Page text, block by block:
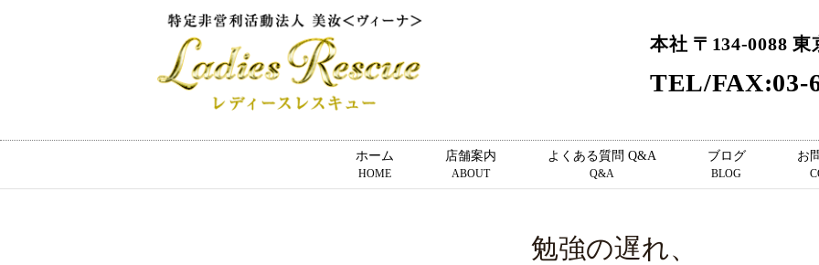
本社 〒134-0088
TEL/FAX:03-
ホーム
HOME
店舗案内
ABOUT
よくある質問 Q&A
Q&A
ブログ
BLOG
お
勉強の遅れ、